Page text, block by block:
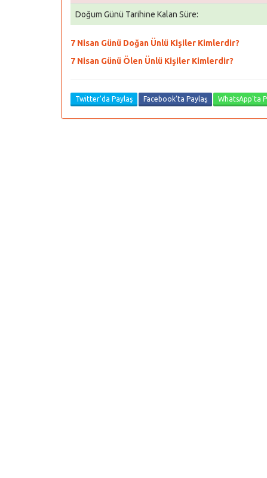
Doğum Günü Tarihine Kalan Süre:
7 Nisan Günü Doğan Ünlü Kişiler Kimlerdir?
7 Nisan Günü Ölen Ünlü Kişiler Kimlerdir?
Twitter'da Paylaş Facebook'ta Paylaş WhatsApp'ta